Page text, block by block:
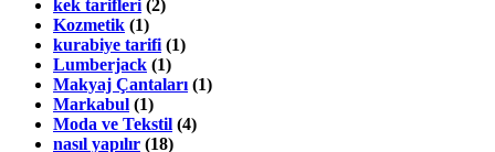
kek tarifleri (2)
Kozmetik (1)
kurabiye tarifi (1)
Lumberjack (1)
Makyaj Çantaları (1)
Markabul (1)
Moda ve Tekstil (4)
nasıl yapılır (18)